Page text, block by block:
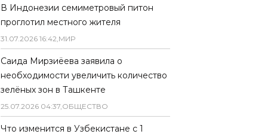
В Индонезии семиметровый питон
проглотил местного жителя
31.07.2026 16:42,МИР
Саида Мирзиёева заявила о
необходимости увеличить количество
зелёных зон в Ташкенте
25.07.2026 04:37,ОБЩЕСТВО
Что изменится в Узбекистане с 1